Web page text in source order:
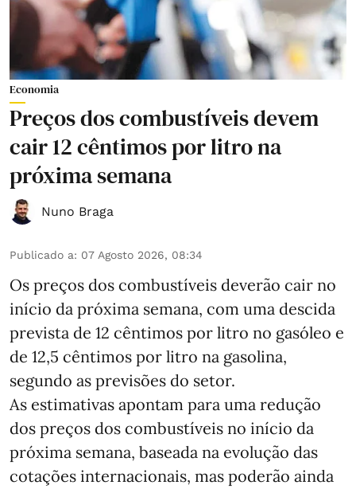
Economia
Preços dos combustíveis devem
cair 12 cêntimos por litro na
próxima semana
Nuno Braga
Publicado a: 07 Agosto 2026, 08:34
Os preços dos combustíveis deverão cair no
início da próxima semana, com uma descida
prevista de 12 cêntimos por litro no gasóleo e
de 12,5 cêntimos por litro na gasolina,
segundo as previsões do setor.
As estimativas apontam para uma redução
dos preços dos combustíveis no início da
próxima semana, baseada na evolução das
cotações internacionais, mas poderão ainda